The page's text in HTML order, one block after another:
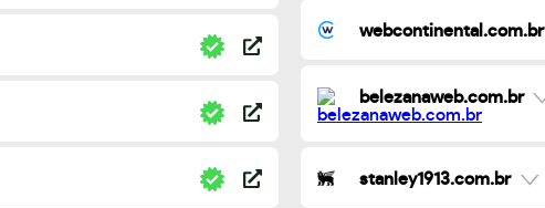
webcontinental.com.br
belezanaweb.com.br
stanley1913.com.br